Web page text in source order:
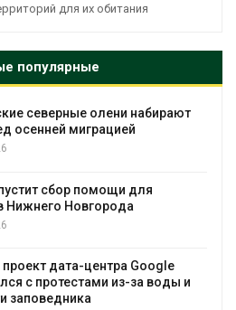
для их обитания
популярные
северные олени набирают
осенней миграцией
сбор помощи для
Нижнего Новгорода
дата-центра Google
с протестами из-за воды и
заповедника